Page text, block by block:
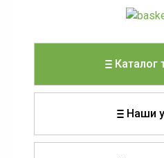
Каталог
Наши